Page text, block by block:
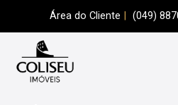
Área do Cliente (049)